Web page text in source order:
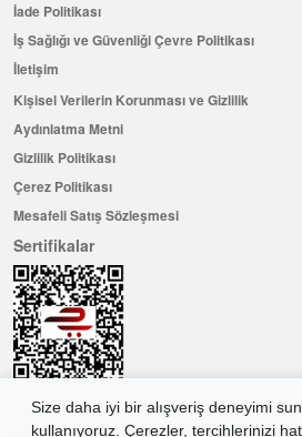
Size daha iyi bir alışveriş deneyimi
kullanıyoruz. Çerezler, tercihlerinizi
İade Politikası
İş Sağlığı ve Güvenliği Çevre Politikası
İletişim
Kişisel Verilerin Korunması ve Gizlilik
Aydınlatma Metni
Gizlilik Politikası
Çerez Politikası
Mesafeli Satış Sözleşmesi
Sertifikalar